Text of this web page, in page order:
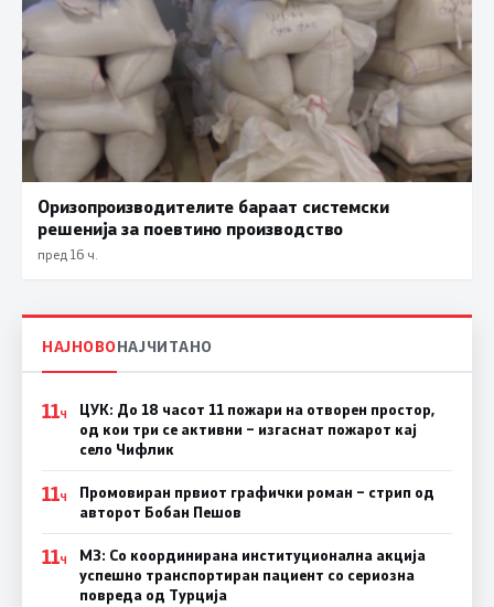
Оризопроизводителите бараат системски
решенија за поевтино производство
пред 16 ч.
НАЈНОВОНАЈЧИТАНО
11Ч
ЦУК: До 18 часот 11 пожари на отворен простор,
од кои три се активни – изгаснат пожарот кај
село Чифлик
11Ч
Промовиран првиот графички роман – стрип од
авторот Бобан Пешов
11Ч
МЗ: Со координирана институционална акција
успешно транспортиран пациент со сериозна
повреда од Турција